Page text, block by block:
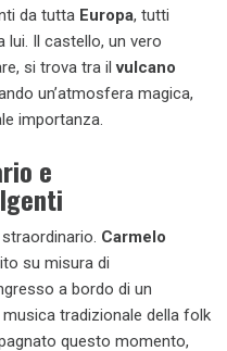
da tutta Europa, tutti
lui. Il castello, un vero
si trova tra ilvulcano
un’atmosfera magica,
importanza.
e
Carmelo
su misura di
a bordo di un
musica tradizionale della folk
questo momento,